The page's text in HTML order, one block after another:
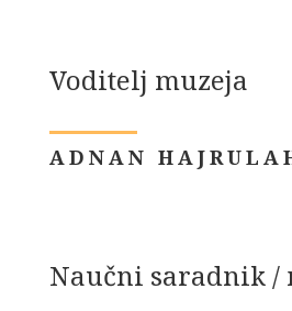
Voditelj muzeja
ADNAN
Naučni saradnik /